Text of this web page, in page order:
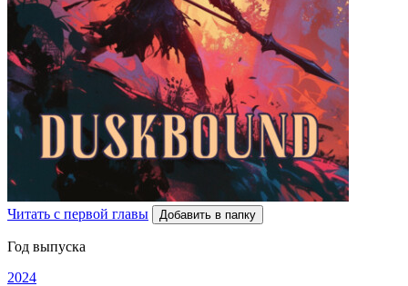
Читать с первой главы Добавить в папку
Год выпуска
2024